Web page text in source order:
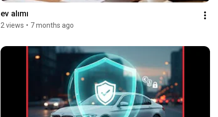
ev alımı
2 views • 7 months ago